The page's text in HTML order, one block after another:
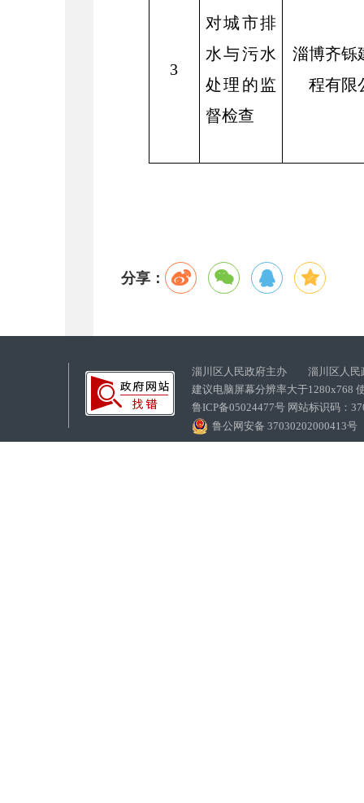
3
对城市排
水与污水
处理的监
督检查
淄博齐铄
程有限
分享：
淄川区人民政府主办 淄川区人民
建议电脑屏幕分辨率大于1280x768
鲁ICP备05024477号 网站标识码：
鲁公网安备 37030202000413号